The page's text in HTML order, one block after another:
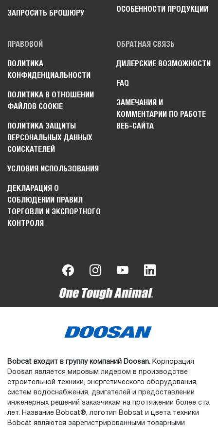
ЗАПРОСИТЬ БРОШЮРУ ОСОБЕННОСТИ ПРОДУКЦИИ
ПРАВОВОЙ
ПОЛИТИКА
КОНФИДЕНЦИАЛЬНОСТИ
ПОЛИТИКА В ОТНОШЕНИИ
ФАЙЛОВ COOKIE
ПОЛИТИКА ЗАЩИТЫ
ПЕРСОНАЛЬНЫХ ДАННЫХ
СОИСКАТЕЛЕЙ
УСЛОВИЯ ИСПОЛЬЗОВАНИЯ
ДЕКЛАРАЦИЯ О
СОБЛЮДЕНИИ ПРАВИЛ
ТОРГОВЛИ И ЭКСПОРТНОГО
КОНТРОЛЯ
ОБРАТНАЯ СВЯЗЬ
ДИЛЕРСКИЕ ВОЗМОЖНОСТИ
FAQ
ЗАМЕЧАНИЯ И
КОММЕНТАРИИ ПО РАБОТЕ
ВЕБ-САЙТА
Bobcat входит в группу компаний Doosan. Корпорация
Doosan является мировым лидером в производстве
строительной техники, энергетического оборудования,
систем водоснабжения, двигателей и предоставлении
инженерных решений заказчикам на протяжении более ста
лет. Название Bobcat®, логотип Bobcat и цвета техники
Bobcat являются зарегистрированными товарными